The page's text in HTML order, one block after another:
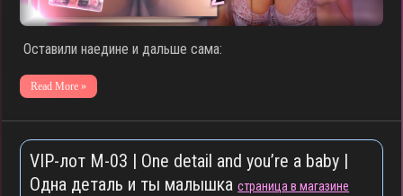
Оставили наедине и дальше сама:
Read More »
VIP-лот M-03 | One detail and you’re a baby |
Одна деталь и ты малышкастраница в магазине